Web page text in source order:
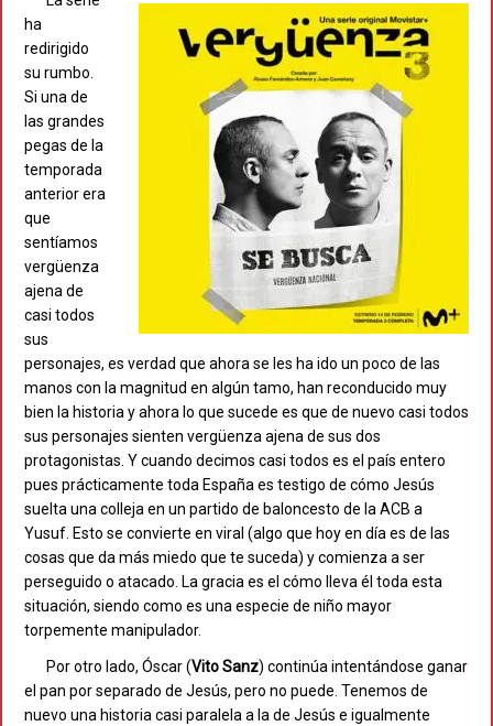
ha
redirigido
su rumbo.
Si una de
las grandes
pegas de la
temporada
anterior era
que
sentíamos
vergüenza
ajena de
casi todos
sus
personajes, es verdad que ahora se les ha ido un poco de las
manos con la magnitud en algún tamo, han reconducido muy
bien la historia y ahora lo que sucede es que de nuevo casi todos
sus personajes sienten vergüenza ajena de sus dos
protagonistas. Y cuando decimos casi todos es el país entero
pues prácticamente toda España es testigo de cómo Jesús
suelta una colleja en un partido de baloncesto de la ACB a
Yusuf. Esto se convierte en viral (algo que hoy en día es de las
cosas que da más miedo que te suceda) y comienza a ser
perseguido o atacado. La gracia es el cómo lleva él toda esta
situación, siendo como es una especie de niño mayor
torpemente manipulador.
Por otro lado, Óscar (Vito Sanz) continúa intentándose ganar
el pan por separado de Jesús, pero no puede. Tenemos de
nuevo una historia casi paralela a la de Jesús e igualmente